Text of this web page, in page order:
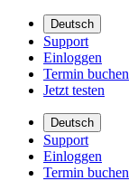
Deutsch
Support
Einloggen
Termin buchen
Jetzt testen
Deutsch
Support
Einloggen
Termin buchen